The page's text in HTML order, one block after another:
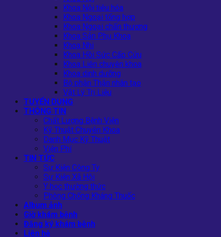
Khoa Nội tiêu hóa
Khoa Ngoại tổng hợp
Khoa Ngoại chấn thương
Khoa Sản Phụ Khoa
Khoa Nhi
Khoa Hồi Sức Cấp Cứu
Khoa Liên chuyên khoa
Khoa dinh dưỡng
Bộ phận Thận nhân tạo
Vật Lý Trị Liệu
TUYỂN DỤNG
THÔNG TIN
Chất Lượng Bệnh Viện
Kỹ Thuật Chuyên Khoa
Danh Mục Kỹ Thuật
Viện Phí
TIN TỨC
Sự Kiện Công Ty
Sự Kiện Xã Hội
Y học thường thức
Phòng Chống Kháng Thuốc
Album ảnh
Giờ khám bệnh
Đăng ký khám bệnh
Liên hệ